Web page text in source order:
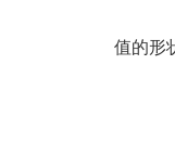
值的形